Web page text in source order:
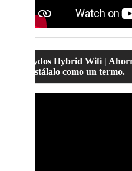
Lydos Hybrid Wifi |
instálalo como un termo.